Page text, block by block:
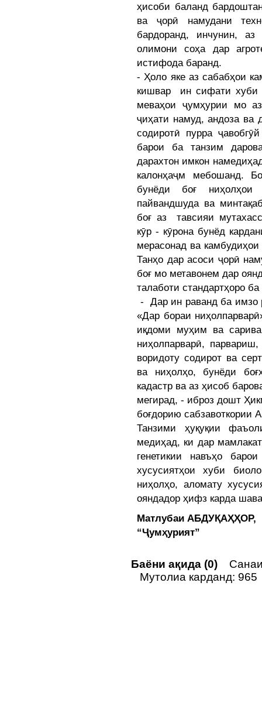
ҳисоби баланд
ва ҷорӣ намудани
бардоранд, инчунин, аз
олимони соҳа дар
истифода баранд.
- Ҳоло яке аз сабабҳои
кишвар ин сифати хуби
меваҳои ҷумҳурии мо
ҷиҳати намуд, андоза ва
содиротӣ пурра
барои ба танзим
дарахтон имкон
калонҳаҷм мебошанд.
бунёди боғ ниҳолҳои
пайвандшуда ва
боғ аз тавсияи
кӯр - кӯрона бунёд
мерасонад ва
Танҳо дар асоси ҷорӣ
боғ мо метавонем дар
талаботи стандартҳоро
- Дар ин раванд ба имзо
«Дар бораи
иқдоми муҳим ва
ниҳолпарварӣ,
воридоту содирот ва
ва ниҳолҳо, бунёди
кадастр ва аз ҳисоб
мегирад, - иброз дошт
боғдорию сабзавоткории
Танзими ҳуқуқии
медиҳад, ки дар
генетикии навъҳо
хусусиятҳои хуби
ниҳолҳо, аломату
ояндадор ҳифз карда
Матлубаи АБДУҚАҲҲОР,
“Ҷумҳурият”
Баёни ақида (0)
Мутолиа карданд: 965